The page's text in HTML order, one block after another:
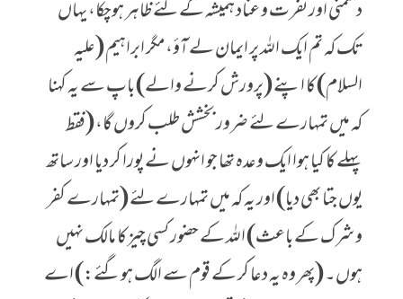
دشمنی اور نفرت و عناد ہمیشہ کے لئے ظاہر ہوچکا، یہاں
تک کہ تم ایک اللہ پر ایمان لے آؤ، مگر ابراہیم (علیہ
السلام) کا اپنے (پرورش کرنے والے) باپ سے یہ کہنا
کہ میں تمہارے لئے ضرور بخشش طلب کروں گا، (فقط
پہلے کا کیا ہوا ایک وعدہ تھا جو انہوں نے پورا کر دیا اور ساتھ
یوں جتا بھی دیا) اور یہ کہ میں تمہارے لئے (تمہارے کفر
و شرک کے باعث) اللہ کے حضور کسی چیز کا مالک نہیں
ہوں۔ (پھر وہ یہ دعا کر کے قوم سے الگ ہوگئے:) اے